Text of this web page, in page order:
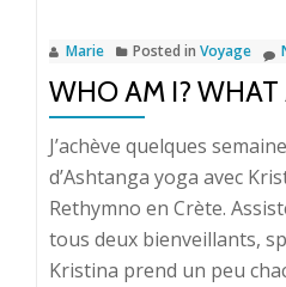
Marie Posted in Voyage
WHO AM I? WHAT
J’achève quelques
d’Ashtanga yoga avec
Rethymno en Crète.
tous deux bienveillants,
Kristina prend un peu